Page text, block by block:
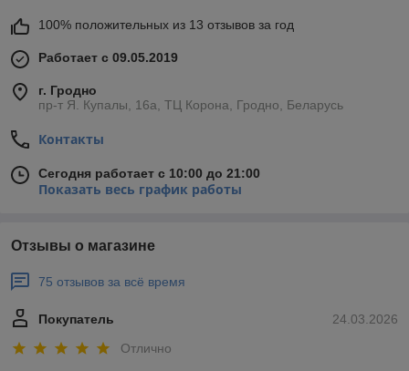
100% положительных из 13 отзывов за год
Работает с 09.05.2019
г. Гродно
пр-т Я. Купалы, 16а, ТЦ Корона, Гродно, Беларусь
Контакты
Сегодня работает с 10:00 до 21:00
Показать весь график работы
Отзывы о магазине
75 отзывов за всё время
24.03.2026
Покупатель
Отлично